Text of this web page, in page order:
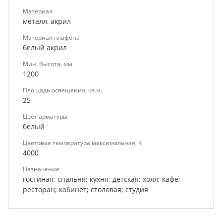
Материал
металл, акрил
Материал плафона
белый акрил
Мин. Высота, мм
1200
Площадь освещения, кв.м.
25
Цвет арматуры
белый
Цветовая температура максимальная, K
4000
Назначение
гостиная; спальня; кухня; детская; холл; кафе;
ресторан; кабинет; столовая; студия